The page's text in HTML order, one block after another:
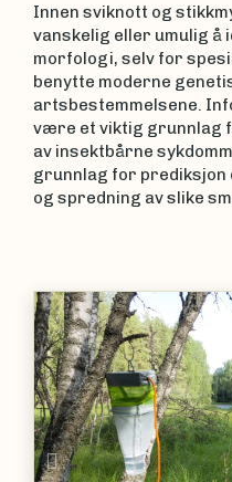
Innen sviknott og
vanskelig eller umulig
morfologi, selv for
benytte moderne
artsbestemmelsene.
være et viktig grunnlag
av insektbårne
grunnlag for prediksjon
og spredning av slike
|Sondre Dahle
Previous